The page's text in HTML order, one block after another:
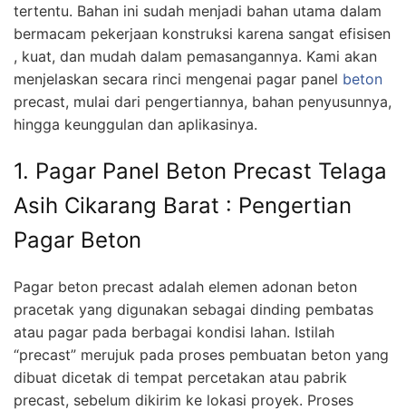
tertentu. Bahan ini sudah menjadi bahan utama dalam
bermacam pekerjaan konstruksi karena sangat efisisen
, kuat, dan mudah dalam pemasangannya. Kami akan
menjelaskan secara rinci mengenai pagar panel beton
precast, mulai dari pengertiannya, bahan penyusunnya,
hingga keunggulan dan aplikasinya.
1. Pagar Panel Beton Precast Telaga
Asih Cikarang Barat : Pengertian
Pagar Beton
Pagar beton precast adalah elemen adonan beton
pracetak yang digunakan sebagai dinding pembatas
atau pagar pada berbagai kondisi lahan. Istilah
“precast” merujuk pada proses pembuatan beton yang
dibuat dicetak di tempat percetakan atau pabrik
precast, sebelum dikirim ke lokasi proyek. Proses